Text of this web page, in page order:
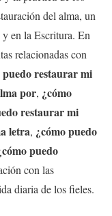
del alma, un
y en la Escritura. En
relacionadas con
puedo restaurar mi
por, ¿cómo
restaurar mi
letra, ¿cómo puedo
puedo
con las
diaria de los fieles.